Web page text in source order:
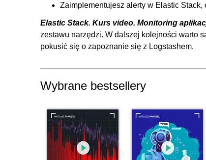
Zaimplementujesz alerty w Elastic
Elastic Stack. Kurs video. Monitoring
zestawu narzędzi. W dalszej kolejności warto
pokusić się o zapoznanie się z Logstashem.
Wybrane bestsellery